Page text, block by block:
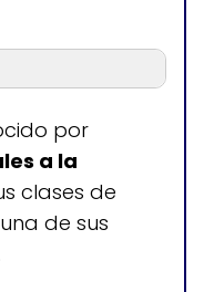
para
para
por
a la
clases de
de sus